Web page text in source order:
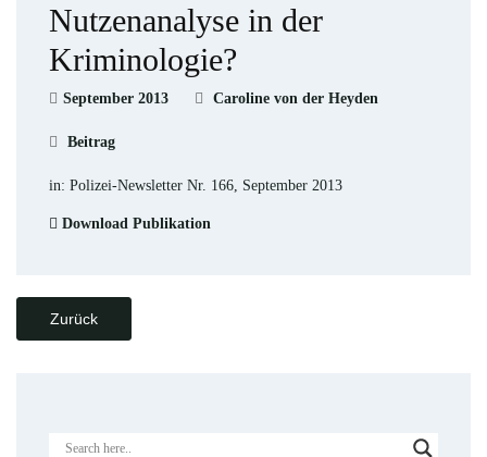
Nutzenanalyse in der
Kriminologie?
September 2013 Caroline von der Heyden
Beitrag
in: Polizei-Newsletter Nr. 166, September 2013
Download Publikation
Zurück